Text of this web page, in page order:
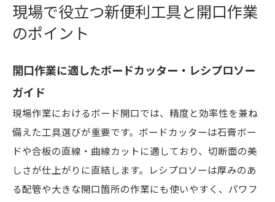
現場で役立つ新便利工具と開口作業
のポイント
開口作業に適したボードカッター・レシプロソー
ガイド
現場作業におけるボード開口では、精度と効率性を兼ね
備えた工具選びが重要です。ボードカッターは石膏ボー
ドや合板の直線・曲線カットに適しており、切断面の美
しさが仕上がりに直結します。レシプロソーは厚みのあ
る配管や大きな開口箇所の作業にも使いやすく、パワフ